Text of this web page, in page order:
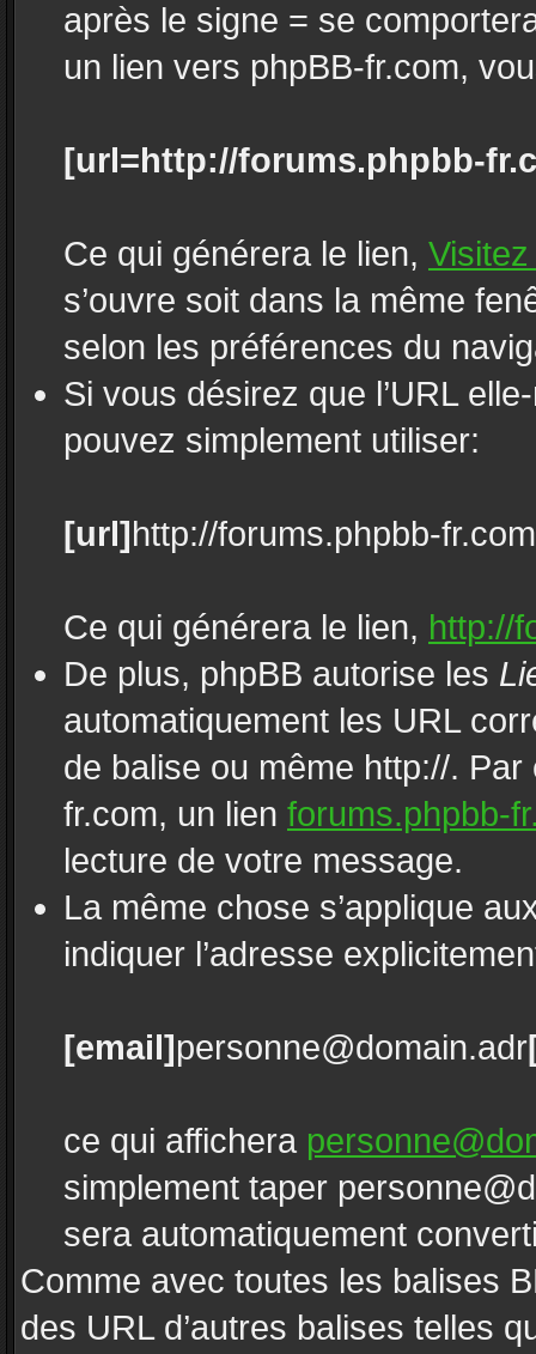
après le signe = se
un lien vers phpBB-fr.com,
[url=http://forums.phpbb-
Ce qui générera le lien,
s’ouvre soit dans la même
selon les préférences du
Si vous désirez que l’URL
pouvez simplement utiliser:
[url]http://forums.phpbb-
Ce qui générera le lien, http://
De plus, phpBB autorise les
automatiquement les URL
de balise ou même http://.
fr.com, un lien forums.phpbb-
lecture de votre message.
La même chose s’applique
indiquer l’adresse
[email]personne@domain.adr
ce qui affichera
simplement taper
sera automatiquement
Comme avec toutes les balises
des URL d’autres balises telles